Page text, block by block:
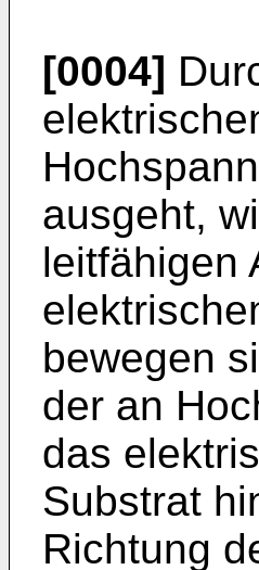
[0004]
ausgeht,
leitfähigen
bewegen
der an
das
Substrat
Richtung